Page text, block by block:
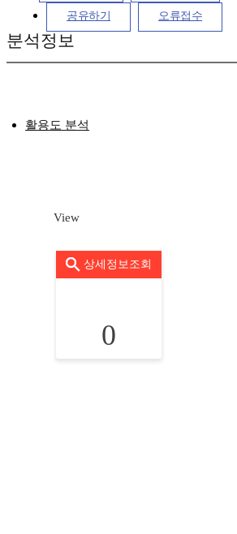
공유하기 오류접수
분석정보
활용도 분석
View
상세정보조회
0